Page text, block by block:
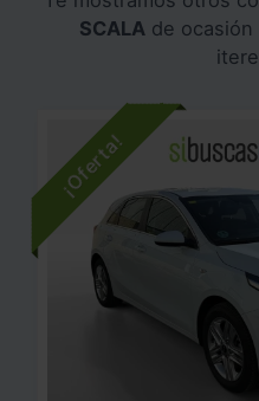
SCALA de